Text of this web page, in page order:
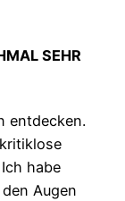
SEHR
entdecken.
habe
Augen